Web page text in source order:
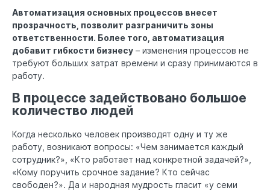
Автоматизация основных процессов внесет
прозрачность, позволит разграничить зоны
ответственности. Более того, автоматизация
добавит гибкости бизнесу – изменения процессов не
требуют больших затрат времени и сразу принимаются в
работу.
В процессе задействовано большое
количество людей
Когда несколько человек производят одну и ту же
работу, возникают вопросы: «Чем занимается каждый
сотрудник?», «Кто работает над конкретной задачей?»,
«Кому поручить срочное задание? Кто сейчас
свободен?». Да и народная мудрость гласит «у семи